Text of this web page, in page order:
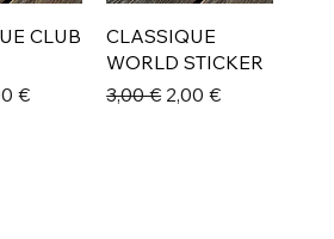
CLUB
promotionnel
€
CLASSIQUE
WORLD STICKER
Prix original
3,00 € Prix promotionnel
2,00 €